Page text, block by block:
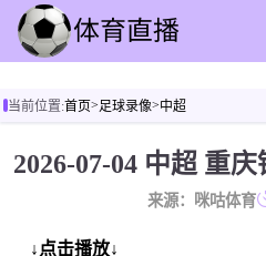
足球直播
足球速报
当前位置:首页>足球录像>中超
来源：咪咕体育
↓点击播放↓